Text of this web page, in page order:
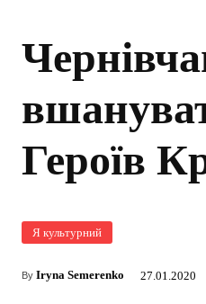
Героїв
Я культурний
By Iryna Semerenko 27.01.2020